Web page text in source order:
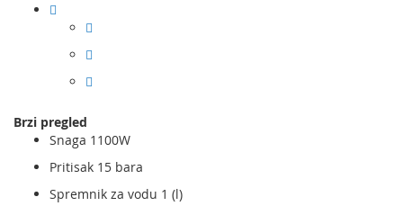
Brzi pregled
Snaga 1100W
Pritisak 15 bara
Spremnik za vodu 1 (l)